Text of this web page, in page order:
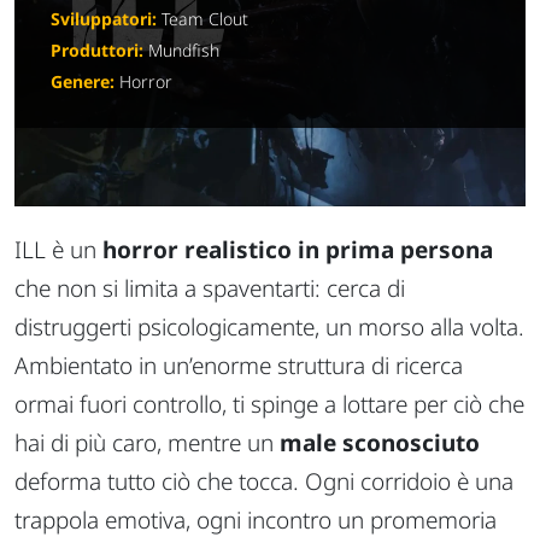
Sviluppatori: Team Clout
Produttori:Mundfish
Genere: Horror
ILL è un horror realistico in prima persona
che non si limita a spaventarti: cerca di
distruggerti psicologicamente, un morso alla volta.
Ambientato in un’enorme struttura di ricerca
ormai fuori controllo, ti spinge a lottare per ciò che
hai di più caro, mentre un male sconosciuto
deforma tutto ciò che tocca. Ogni corridoio è una
trappola emotiva, ogni incontro un promemoria